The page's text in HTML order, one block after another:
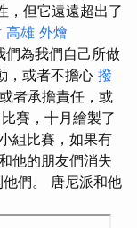
，但它遠遠超出了
高雄 外燴
們為我們自己所做
，或者不擔心 撥
者承擔責任，或
賽，十月繪製了
組比賽，如果有
他的朋友們消失
們。 唐尼派和他